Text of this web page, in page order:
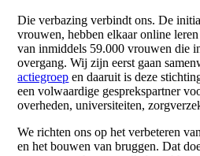
Die verbazing verbindt ons. De
vrouwen, hebben elkaar online
van inmiddels 59.000 vrouwen die
overgang. Wij zijn eerst gaan
actiegroep en daaruit is deze
een volwaardige gesprekspartner
overheden, universiteiten,
We richten ons op het verbeteren
en het bouwen van bruggen. Dat